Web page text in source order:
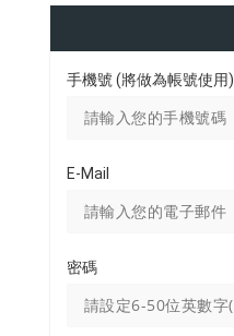
手機號 (將做為帳號使用)
E-Mail
密碼